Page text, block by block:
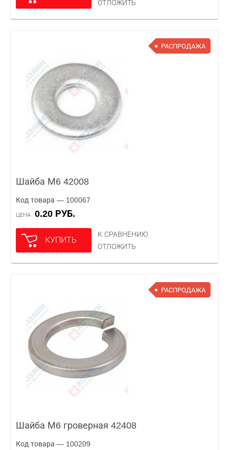
ОТЛОЖИТЬ
РАСПРОДАЖА
Шайба М6 42008
Код товара — 100067
ЦЕНА 0.20 РУБ.
КУПИТЬ
К СРАВНЕНИЮ
ОТЛОЖИТЬ
РАСПРОДАЖА
Шайба М6 гроверная 42408
Код товара — 100209